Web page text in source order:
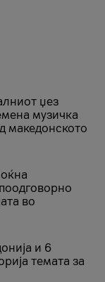
џез
музичка
македонското
во
и 6
темата за